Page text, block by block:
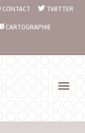
CONTACT TWITTER
CARTOGRAPHIE